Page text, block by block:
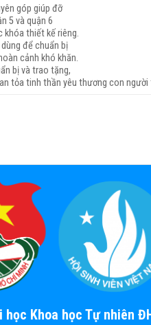
góp giúp đỡ
5 và quận 6
khóa thiết kế riêng.
để chuẩn bị
cảnh khó khăn.
bị và trao tặng,
tỏa tinh thần yêu thương con người
Khoa học Tự nhiên